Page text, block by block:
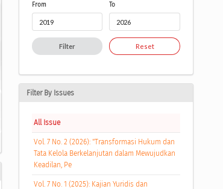
From To
Filter Reset
Filter By Issues
All Issue
Vol. 7 No. 2 (2026): "Transformasi Hukum dan
Tata Kelola Berkelanjutan dalam Mewujudkan
Keadilan, Pe
Vol. 7 No. 1 (2025): Kajian Yuridis dan